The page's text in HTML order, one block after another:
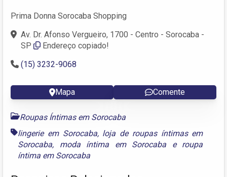
Prima Donna Sorocaba Shopping
Av. Dr. Afonso Vergueiro, 1700 - Centro - Sorocaba -
SP
Endereço copiado!
(15) 3232-9068
Mapa Comente
Roupas Íntimas em Sorocaba
lingerie em Sorocaba, loja de roupas íntimas em
Sorocaba, moda íntima em Sorocaba e roupa
íntima em Sorocaba